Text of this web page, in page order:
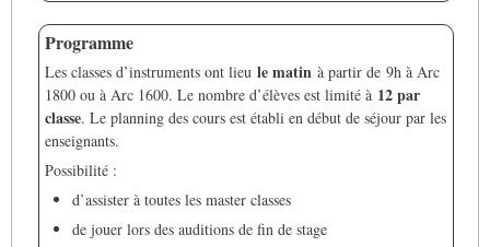
Programme
Les classes d’instruments ont lieu le matin à partir de 9h à Arc
1800 ou à Arc 1600. Le nombre d’élèves est limité à 12 par
classe. Le planning des cours est établi en début de séjour par les
enseignants.
Possibilité :
d’assister à toutes les master classes
de jouer lors des auditions de fin de stage